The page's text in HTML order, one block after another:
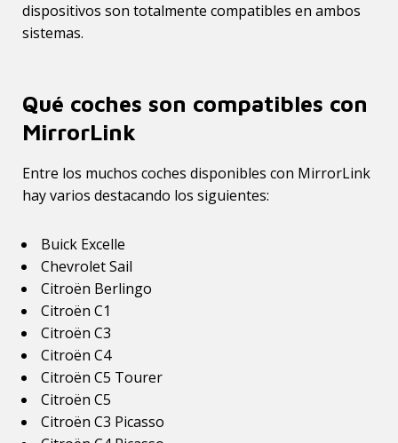
dispositivos son totalmente compatibles en ambos
sistemas.
Qué coches son compatibles con
MirrorLink
Entre los muchos coches disponibles con MirrorLink
hay varios destacando los siguientes:
Buick Excelle
Chevrolet Sail
Citroën Berlingo
Citroën C1
Citroën C3
Citroën C4
Citroën C5 Tourer
Citroën C5
Citroën C3 Picasso